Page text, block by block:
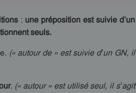
: une préposition est suivie d’un
seuls.
(« autour de » est suivie d’un GN, il
. (« autour » est utilisé seul, il s’agit